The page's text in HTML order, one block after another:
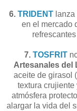
6. TRIDENT lanza
en el mercado
7. TOSFRIT
Artesanales del
aceite de girasol
textura
atmósfera
alargar la vida del